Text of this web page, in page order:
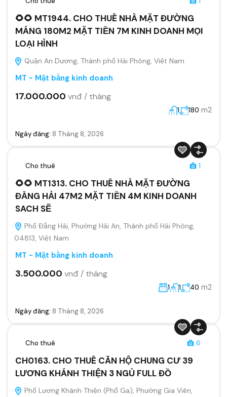
🌻🌻 MT1944. CHO THUÊ NHÀ MẶT ĐƯỜNG
MÁNG 180M2 MẶT TIỀN 7M KINH DOANH MỌI
LOẠI HÌNH
Quận An Dương, Thành phố Hải Phòng, Việt Nam
MT - Mặt bằng kinh doanh
17.000.000 vnđ / tháng
1 180 m2
Ngày đăng: 8 Tháng 8, 2026
Cho thuê 1
🌻🌻 MT1313. CHO THUÊ NHÀ MẶT ĐƯỜNG
ĐẰNG HẢI 47M2 MẶT TIỀN 4M KINH DOANH
SACH SẼ
Phố Đằng Hải, Phường Hải An, Thành phố Hải Phòng,
04813, Việt Nam
MT - Mặt bằng kinh doanh
3.500.000 vnđ / tháng
1 1 40 m2
Ngày đăng: 8 Tháng 8, 2026
Cho thuê 6
CH0163. CHO THUÊ CĂN HỘ CHUNG CƯ 39
LƯƠNG KHÁNH THIỆN 3 NGỦ FULL ĐỒ
Phố Lương Khánh Thiện (Phố Ga), Phường Gia Viên,